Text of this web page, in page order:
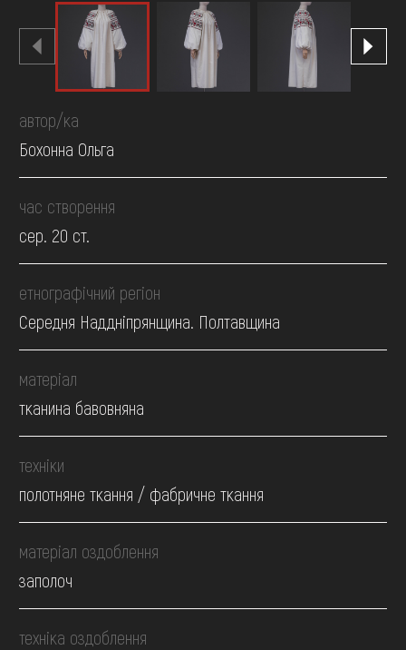
автор/ка
Бохонна Ольга
час створення
сер. 20 ст.
етнографічний регіон
Середня Наддніпрянщина. Полтавщина
матеріал
тканина бавовняна
техніки
полотняне ткання / фабричне ткання
матеріал оздоблення
заполоч
техніка оздоблення